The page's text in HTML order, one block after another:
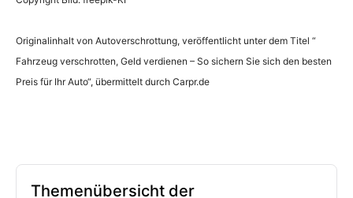
Originalinhalt von Autoverschrottung, veröffentlicht unter dem Titel “
Fahrzeug verschrotten, Geld verdienen – So sichern Sie sich den besten
Preis für Ihr Auto“, übermittelt durch Carpr.de
Themenübersicht der